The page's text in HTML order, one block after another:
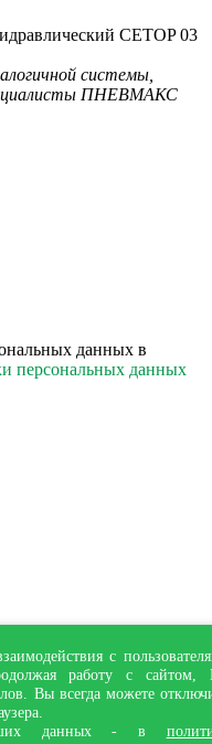
с
работу с сайтом,
Вы всегда можете
данных - в
CETOP 03
системы,
ПНЕВМАКС
данных в
персональных данных